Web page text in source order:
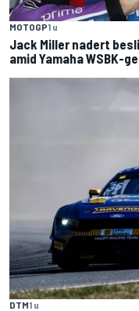
MOTOGP1 u
Jack Miller nadert
amid Yamaha WSBK-
DTM1 u